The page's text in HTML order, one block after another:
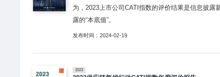
为，2023上市公司CATI指数的评价结果是信息披
露的“本底值”。
发布时间：2024-02-19
2023